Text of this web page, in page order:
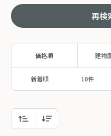
再検
価格順 建物
新着順 10件